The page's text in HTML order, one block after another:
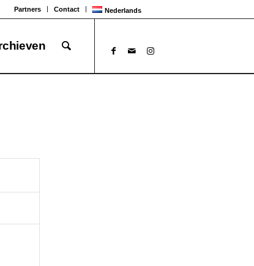
Partners Contact Nederlands